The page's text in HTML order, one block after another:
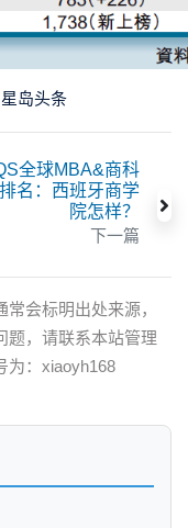
岛头条
全球MBA&商科
名：西班牙商学
院怎样？
下一篇
会标明出处来源，
题，请联系本站管理
为：xiaoyh168